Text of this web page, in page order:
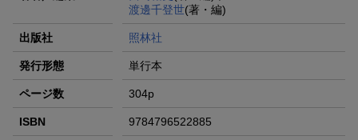
渡邊千登世(著・編)
出版社 照林社
発行形態 単行本
ページ数 304p
ISBN 9784796522885